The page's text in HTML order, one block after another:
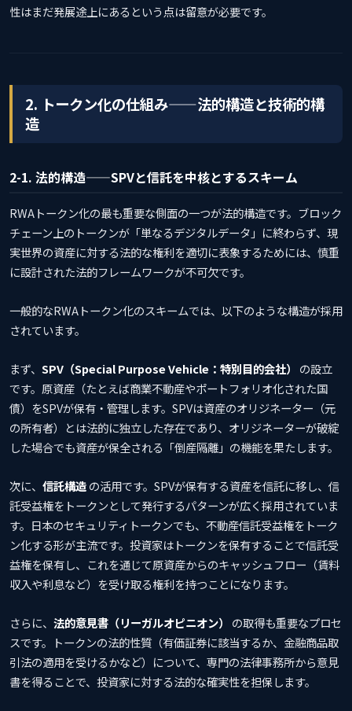
性はまだ発展途上にあるという点は留意が必要です。
2. トークン化の仕組み——法的構造と技術的構
造
2-1. 法的構造——SPVと信託を中核とするスキーム
RWAトークン化の最も重要な側面の一つが法的構造です。ブロック
チェーン上のトークンが「単なるデジタルデータ」に終わらず、現
実世界の資産に対する法的な権利を適切に表象するためには、慎重
に設計された法的フレームワークが不可欠です。
一般的なRWAトークン化のスキームでは、以下のような構造が採用
されています。
まず、 SPV（Special Purpose Vehicle：特別目的会社）
の設立
です。原資産（たとえば商業不動産やポートフォリオ化された国
債）をSPVが保有・管理します。SPVは資産のオリジネーター（元
の所有者）とは法的に独立した存在であり、オリジネーターが破綻
した場合でも資産が保全される「倒産隔離」の機能を果たします。
次に、 信託構造の活用です。SPVが保有する資産を信託に移し、信
託受益権をトークンとして発行するパターンが広く採用されていま
す。日本のセキュリティトークンでも、不動産信託受益権をトーク
ン化する形が主流です。投資家はトークンを保有することで信託受
益権を保有し、これを通じて原資産からのキャッシュフロー（賃料
収入や利息など）を受け取る権利を持つことになります。
さらに、 法的意見書（リーガルオピニオン）
の取得も重要なプロセ
スです。トークンの法的性質（有価証券に該当するか、金融商品取
引法の適用を受けるかなど）について、専門の法律事務所から意見
書を得ることで、投資家に対する法的な確実性を担保します。